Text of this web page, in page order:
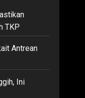
TKP
Antrean
Ini